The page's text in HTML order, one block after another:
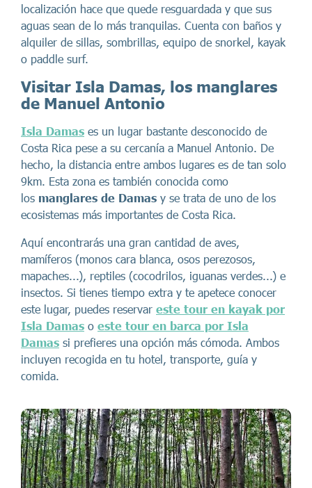
localización hace que quede resguardada y que sus
aguas sean de lo más tranquilas. Cuenta con baños y
alquiler de sillas, sombrillas, equipo de snorkel, kayak
o paddle surf.
Visitar Isla Damas, los manglares
de Manuel Antonio
Isla Damas es un lugar bastante desconocido de
Costa Rica pese a su cercanía a Manuel Antonio. De
hecho, la distancia entre ambos lugares es de tan solo
9km. Esta zona es también conocida como
los manglares de Damas y se trata de uno de los
ecosistemas más importantes de Costa Rica.
Aquí encontrarás una gran cantidad de aves,
mamíferos (monos cara blanca, osos perezosos,
mapaches...), reptiles (cocodrilos, iguanas verdes...) e
insectos. Si tienes tiempo extra y te apetece conocer
este lugar, puedes reservar este tour en kayak por
Isla Damas o este tour en barca por Isla
Damas si prefieres una opción más cómoda. Ambos
incluyen recogida en tu hotel, transporte, guía y
comida.